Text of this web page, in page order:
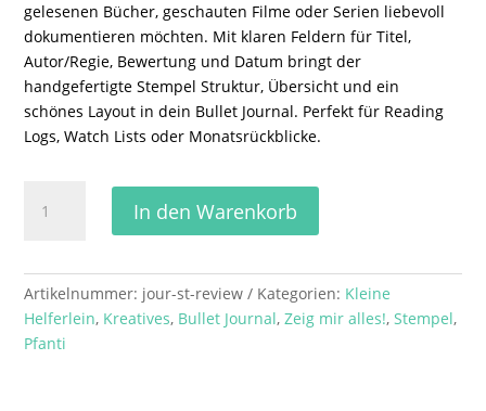
gelesenen Bücher, geschauten Filme oder Serien liebevoll
dokumentieren möchten. Mit klaren Feldern für Titel,
Autor/Regie, Bewertung und Datum bringt der
handgefertigte Stempel Struktur, Übersicht und ein
schönes Layout in dein Bullet Journal. Perfekt für Reading
Logs, Watch Lists oder Monatsrückblicke.
Stempel
Menge
In den Warenkorb
Artikelnummer: jour-st-review Kategorien: Kleine
Helferlein, Kreatives, Bullet Journal,Zeig mir alles!,Stempel,
Pfanti